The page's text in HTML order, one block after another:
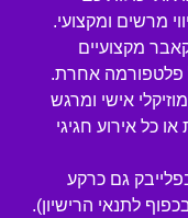
מרשים ומקצועי.
מקצועיים
פלטפורמה אחרת.
אישי ומרגש
כל אירוע חגיגי
גם כרקע
לתנאי הרישיון).